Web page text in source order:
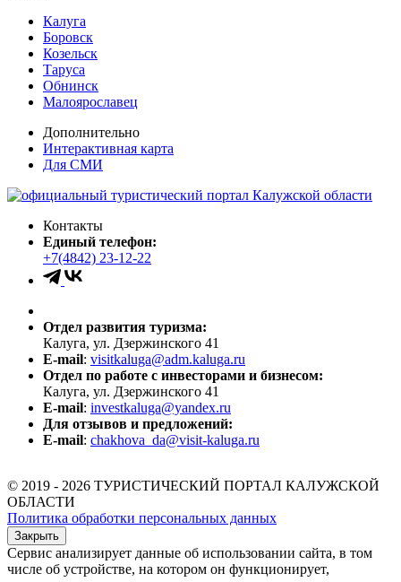
Калуга
Боровск
Козельск
Таруса
Обнинск
Малоярославец
Дополнительно
Интерактивная карта
Для СМИ
Контакты
Единый телефон:
+7(4842) 23-12-22
Отдел развития туризма:
Калуга, ул. Дзержинского 41
E-mail: visitkaluga@adm.kaluga.ru
Отдел по работе с инвесторами и бизнесом:
Калуга, ул. Дзержинского 41
E-mail: investkaluga@yandex.ru
Для отзывов и предложений:
E-mail: chakhova_da@visit-kaluga.ru
© 2019 - 2026 ТУРИСТИЧЕСКИЙ ПОРТАЛ КАЛУЖСКОЙ
ОБЛАСТИ
Политика обработки персональных данных
Закрыть
Сервис анализирует данные об использовании сайта, в том
числе об устройстве, на котором он функционирует,